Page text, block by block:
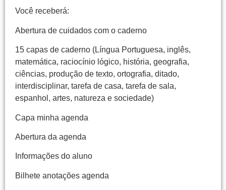
Você receberá:
Abertura de cuidados com o caderno
15 capas de caderno (Língua Portuguesa, inglês,
matemática, raciocínio lógico, história, geografia,
ciências, produção de texto, ortografia, ditado,
interdisciplinar, tarefa de casa, tarefa de sala,
espanhol, artes, natureza e sociedade)
Capa minha agenda
Abertura da agenda
Informações do aluno
Bilhete anotações agenda